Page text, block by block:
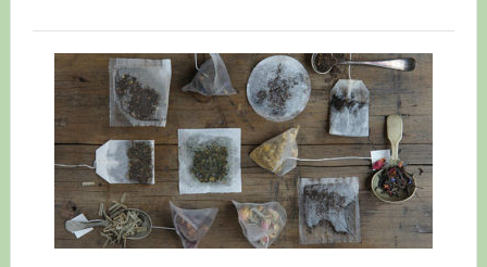
Té
Verde
para
la
Salud